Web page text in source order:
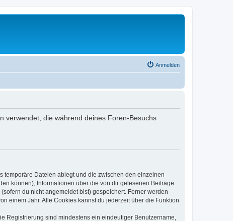
Anmelden
verwendet, die während deines Foren-Besuchs
temporäre Dateien ablegt und die zwischen den einzelnen
können), Informationen über die von dir gelesenen Beiträge
du nicht angemeldet bist) gespeichert. Ferner werden
einem Jahr. Alle Cookies kannst du jederzeit über die Funktion
Registrierung sind mindestens ein eindeutiger Benutzername,